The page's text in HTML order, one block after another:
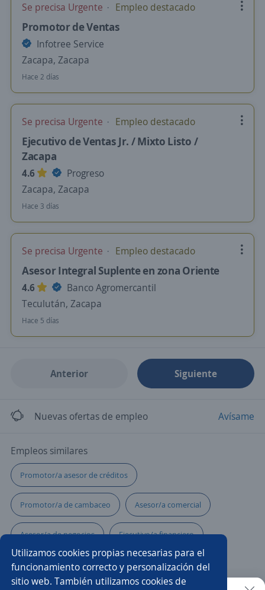
Utilizamos cookies propias necesarias para el
funcionamiento correcto y personalización del
sitio web. También utilizamos cookies de
Se precisa Urgente Empleo destacado
Promotor de Ventas
Infotree Service
Zacapa, Zacapa
Hace 2 días
Se precisa Urgente Empleo destacado
Ejecutivo de Ventas Jr. / Mixto Listo /
Zacapa
4.6
Progreso
Zacapa, Zacapa
Hace 3 días
Se precisa Urgente Empleo destacado
Asesor Integral Suplente en zona Oriente
4.6
Banco Agromercantil
Teculután, Zacapa
Hace 5 días
Anterior Siguiente
Nuevas ofertas de empleo Avísame
Empleos similares
Promotor/a asesor de créditos
Promotor/a de cambaceo Asesor/a comercial
Asesor/a de negocios Ejecutivo/a financiero
Asesor/a call center ventas